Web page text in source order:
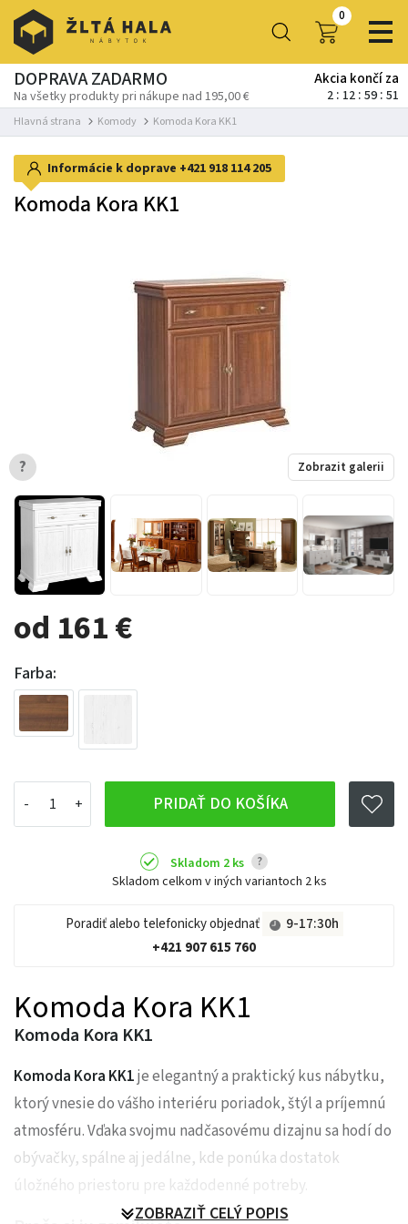
0
DOPRAVA ZADARMO
Na všetky produkty pri nákupe nad 195,00 €
Akcia končí za
2 12 59 50
Hlavná strana Komody Komoda Kora KK1
od 161 €
Farba:
PRIDAŤ DO KOŠÍKA
Skladom 2 ks ?
Skladom celkom v iných variantoch 2 ks
Poradiť alebo telefonicky objednať
9-17:30h
+421 907 615 760
Informácie k doprave +421 918 114 205
Komoda Kora KK1
Zobrazit galerii
?
Komoda Kora KK1
Komoda Kora KK1
Komoda Kora KK1je elegantný a praktický kus nábytku,
ktorý vnesie do vášho interiéru poriadok, štýl a príjemnú
atmosféru. Vďaka svojmu nadčasovému dizajnu sa hodí do
obývačky, spálne aj jedálne, kde ponúka dostatok
úložného priestoru pre každodenné potreby.
ZOBRAZIŤ CELÝ POPIS